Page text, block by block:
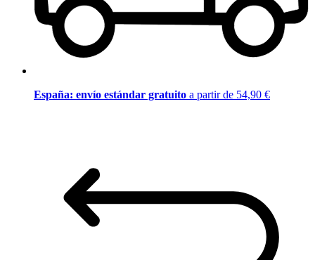
España: envío estándar gratuito a partir de 54,90 €